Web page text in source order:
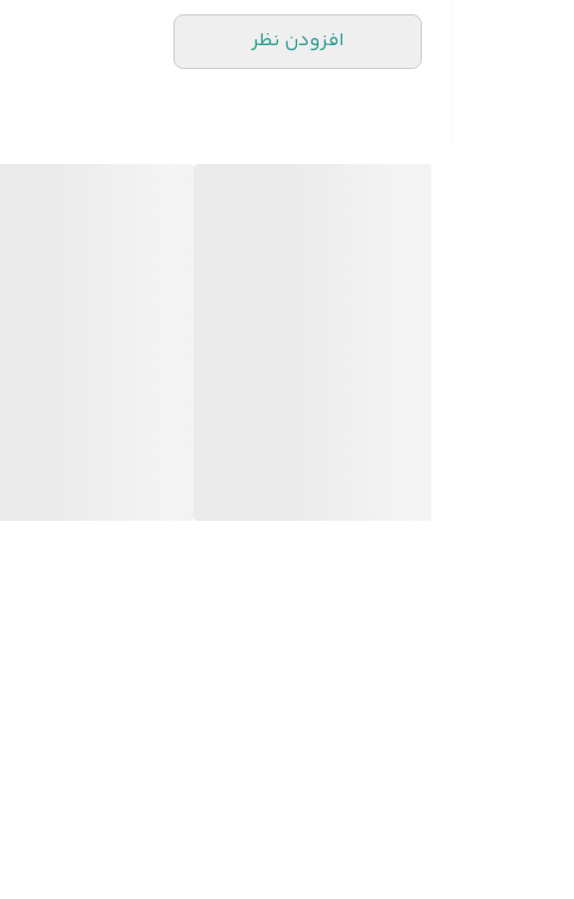
افزودن نظر